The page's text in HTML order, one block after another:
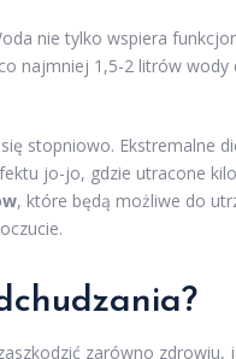
nie tylko wspiera
najmniej 1,5-2 litrów wody
stopniowo. Ekstremalne
jo-jo, gdzie utracone
, które będą możliwe do
zarówno zdrowiu,